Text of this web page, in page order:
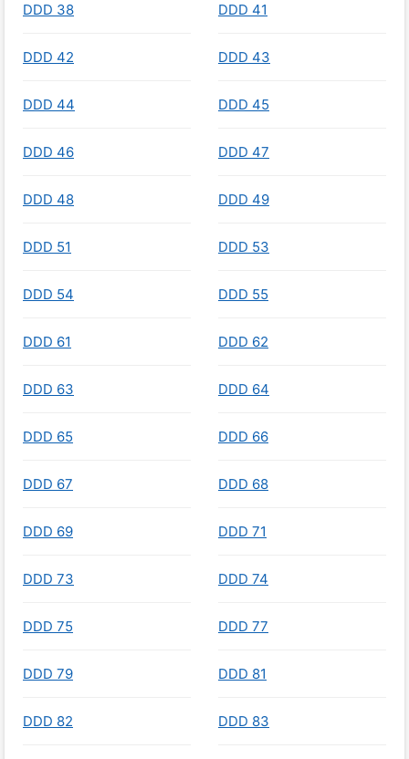
DDD 38 DDD 41
DDD 42 DDD 43
DDD 44 DDD 45
DDD 46 DDD 47
DDD 48 DDD 49
DDD 51 DDD 53
DDD 54 DDD 55
DDD 61 DDD 62
DDD 63 DDD 64
DDD 65 DDD 66
DDD 67 DDD 68
DDD 69 DDD 71
DDD 73 DDD 74
DDD 75 DDD 77
DDD 79 DDD 81
DDD 82 DDD 83